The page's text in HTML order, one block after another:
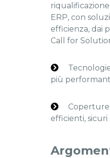
ERP, con
efficienza, dai
Call for
più
efficienti,